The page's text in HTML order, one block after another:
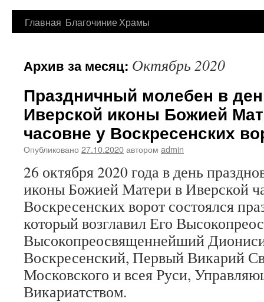
Перейти
содержимому
Главная БлагочиниеХрамы
Архив за месяц: Октябрь 2020
Праздничный молебен в
Иверской иконы Божией
часовне у Воскресенских
Опубликовано 27.10.2020автором admin
26 октября 2020 года в день
иконы Божией Матери в Иверской
Воскресенских ворот состоялся
который возглавил Его
Высокопреосвященнейший
Воскресенский, Первый Викарий
Московского и всея Руси,
Викариатством.